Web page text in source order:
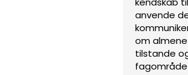
anvende
om
tilstande